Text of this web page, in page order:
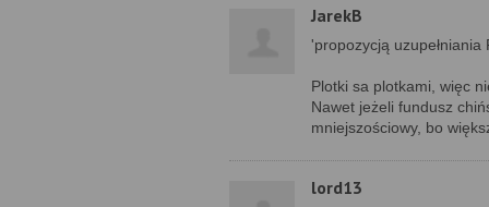
JarekB
'propozycją
Plotki sa plotkami, więc
Nawet jeżeli fundusz
mniejszościowy, bo
lord13